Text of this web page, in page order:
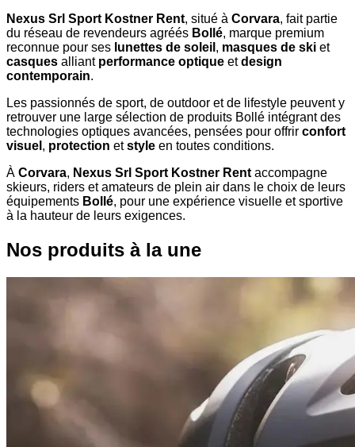
Nexus Srl Sport Kostner Rent, situé à Corvara, fait partie
du réseau de revendeurs agréés Bollé, marque premium
reconnue pour ses lunettes de soleil , masques de ski et
casques alliant performance optique etdesign
contemporain.
Les passionnés de sport, de outdoor et de lifestyle peuvent y
retrouver une large sélection de produits Bollé intégrant des
technologies optiques avancées, pensées pour offrir confort
visuel , protection etstyle en toutes conditions.
À Corvara, Nexus Srl Sport Kostner Rentaccompagne
skieurs, riders et amateurs de plein air dans le choix de leurs
équipements Bollé, pour une expérience visuelle et sportive
à la hauteur de leurs exigences.
Nos produits à la une